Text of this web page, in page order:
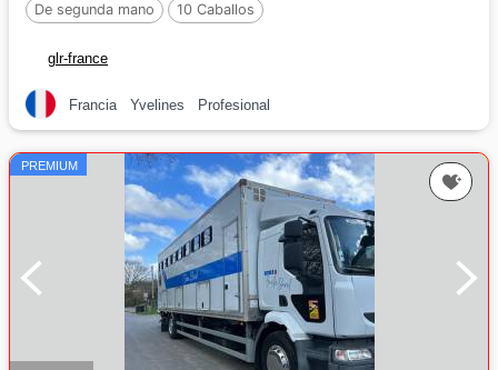
De segunda mano
10 Caballos
glr-france
Francia Yvelines Profesional
PREMIUM